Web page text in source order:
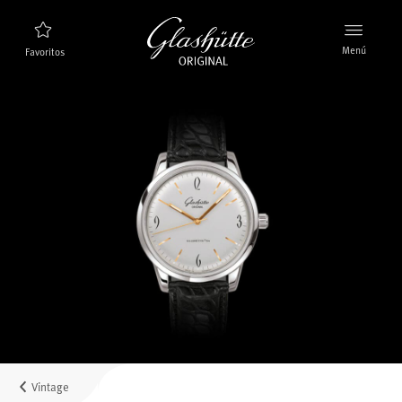
Favoritos Menú
Nuevos relojes
Descubra la colección
La marca Glashütte Original
Más información sobre la Manufactura
MyAccount
Vintage